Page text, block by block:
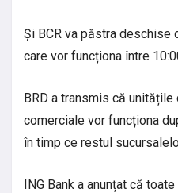
Și BCR va păstra deschise
care vor funcționa între
BRD a transmis că
comerciale vor funcționa
în timp ce restul
ING Bank a anunțat că